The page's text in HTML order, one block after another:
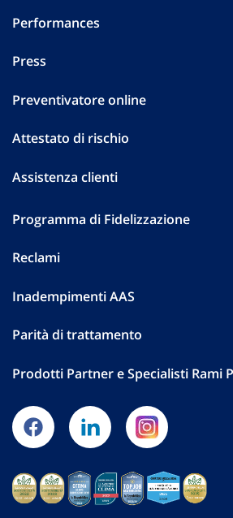
Performances
Press
Preventivatore online
Attestato di rischio
Assistenza clienti
Programma di Fidelizzazione
Reclami
Inadempimenti AAS
Parità di trattamento
Prodotti Partner e Specialisti Rami